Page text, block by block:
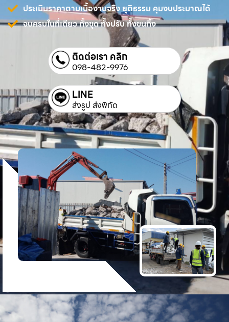
ประเมินราคาตามเนื้องานจริง ยุติธรรม คุมงบประมาณได้
จบครบในที่เดียว ทั้งขุด ทั้งปรับ ทั้งขนทิ้ง
ติดต่อเรา คลิก
098-482-9976
LINE
ส่งรูป ส่งพิกัด